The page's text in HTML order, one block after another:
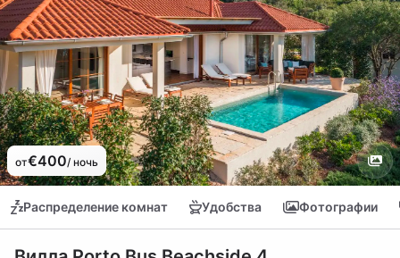
от€400/ ночь
Распределение комнат Удобства Фотографии